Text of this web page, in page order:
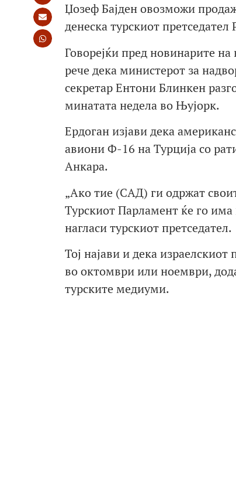
Џозеф Бајден овозможи
денеска турскиот
Говорејќи пред новинарите
рече дека министерот за
секретар Ентони Блинкен
минатата недела во Њујорк.
Ердоган изјави дека
авиони Ф-16 на Турција со
Анкара.
„Ако тие (САД) ги одржат
Турскиот Парламент ќе го
нагласи турскиот претседател.
Тој најави и дека
во октомври или ноември,
турските медиуми.